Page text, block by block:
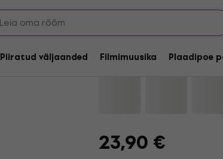
Piiratud väljaanded Filmimuusika Plaadipoe
Giöbia - X Æon
Kaubamärk:GiöbiaTootekood:
23,90 €